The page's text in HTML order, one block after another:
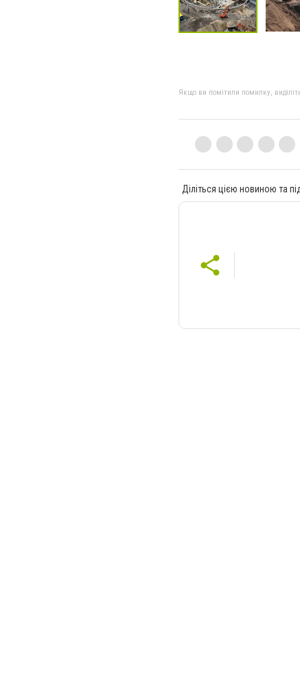
Якщо ви помітили помилку,
Діліться цією новиною та